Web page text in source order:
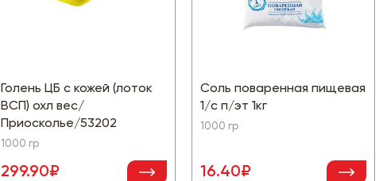
Голень ЦБ с кожей (лоток
ВСП) охл вес/
Приосколье/53202
1000 гр
299.90₽
Соль поваренная пищевая
1/с п/эт 1кг
1000 гр
16.40₽